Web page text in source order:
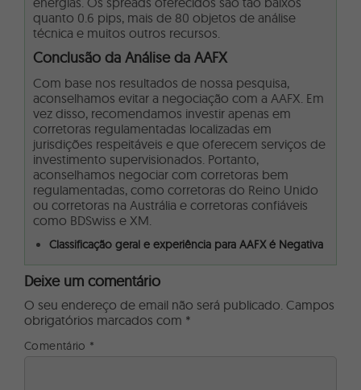
quanto 0.6 pips, mais de 80 objetos de análise
técnica e muitos outros recursos.
Conclusão da Análise da AAFX
Com base nos resultados de nossa pesquisa,
aconselhamos evitar a negociação com a AAFX. Em
vez disso, recomendamos investir apenas em
corretoras regulamentadas localizadas em
jurisdições respeitáveis e que oferecem serviços de
investimento supervisionados. Portanto,
aconselhamos negociar com corretoras bem
regulamentadas, como corretoras do Reino Unido
ou corretoras na Austrália e corretoras confiáveis
como BDSwiss e XM.
Classificação geral e experiência para AAFX é Negativa
Deixe um comentário
O seu endereço de email não será publicado. Campos
obrigatórios marcados com *
Comentário *